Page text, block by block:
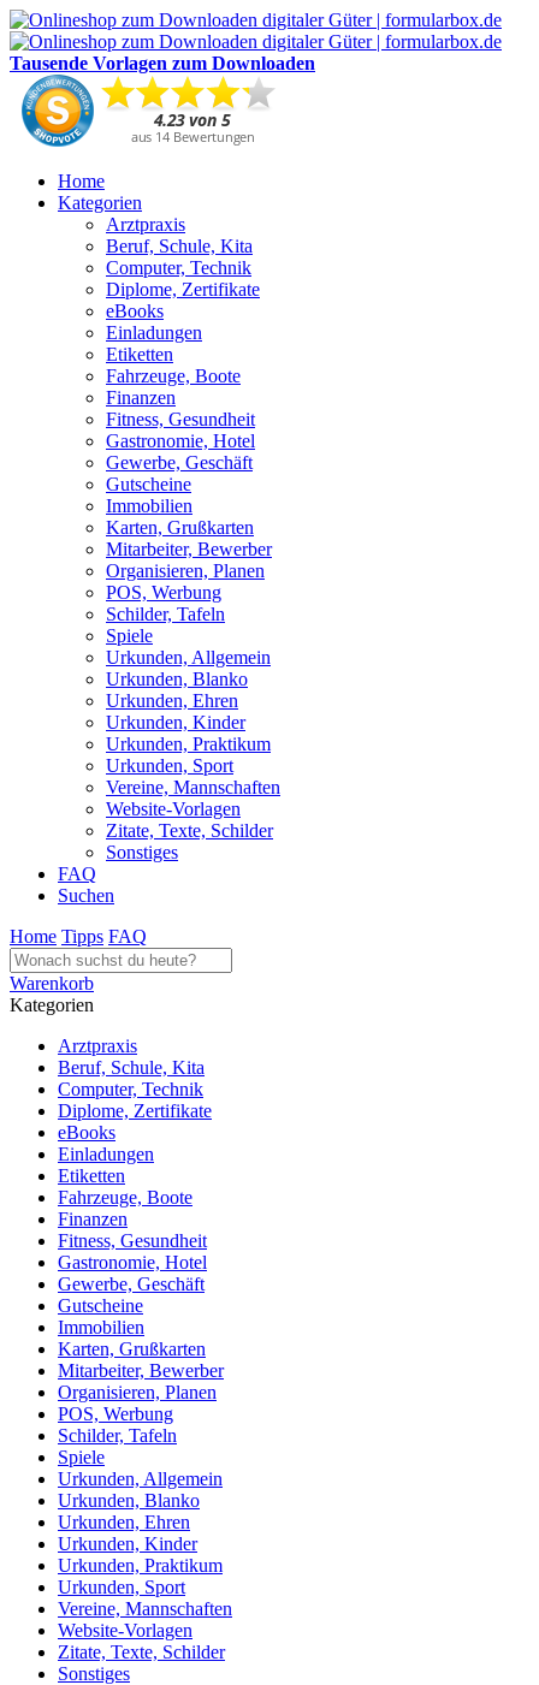
Tausende Vorlagen zum Downloaden
Home
Kategorien
Arztpraxis
Beruf, Schule, Kita
Computer, Technik
Diplome, Zertifikate
eBooks
Einladungen
Etiketten
Fahrzeuge, Boote
Finanzen
Fitness, Gesundheit
Gastronomie, Hotel
Gewerbe, Geschäft
Gutscheine
Immobilien
Karten, Grußkarten
Mitarbeiter, Bewerber
Organisieren, Planen
POS, Werbung
Schilder, Tafeln
Spiele
Urkunden, Allgemein
Urkunden, Blanko
Urkunden, Ehren
Urkunden, Kinder
Urkunden, Praktikum
Urkunden, Sport
Vereine, Mannschaften
Website-Vorlagen
Zitate, Texte, Schilder
Sonstiges
FAQ
Suchen
Home Tipps FAQ
Warenkorb
Kategorien
Arztpraxis
Beruf, Schule, Kita
Computer, Technik
Diplome, Zertifikate
eBooks
Einladungen
Etiketten
Fahrzeuge, Boote
Finanzen
Fitness, Gesundheit
Gastronomie, Hotel
Gewerbe, Geschäft
Gutscheine
Immobilien
Karten, Grußkarten
Mitarbeiter, Bewerber
Organisieren, Planen
POS, Werbung
Schilder, Tafeln
Spiele
Urkunden, Allgemein
Urkunden, Blanko
Urkunden, Ehren
Urkunden, Kinder
Urkunden, Praktikum
Urkunden, Sport
Vereine, Mannschaften
Website-Vorlagen
Zitate, Texte, Schilder
Sonstiges